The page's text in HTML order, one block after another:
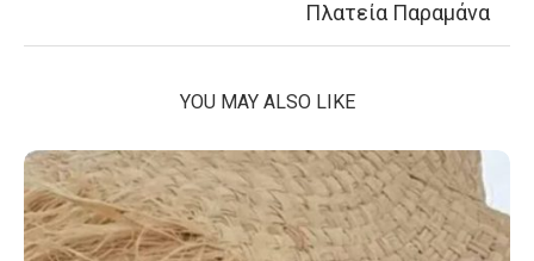
Πλατεία Παραμάνα
YOU MAY ALSO LIKE